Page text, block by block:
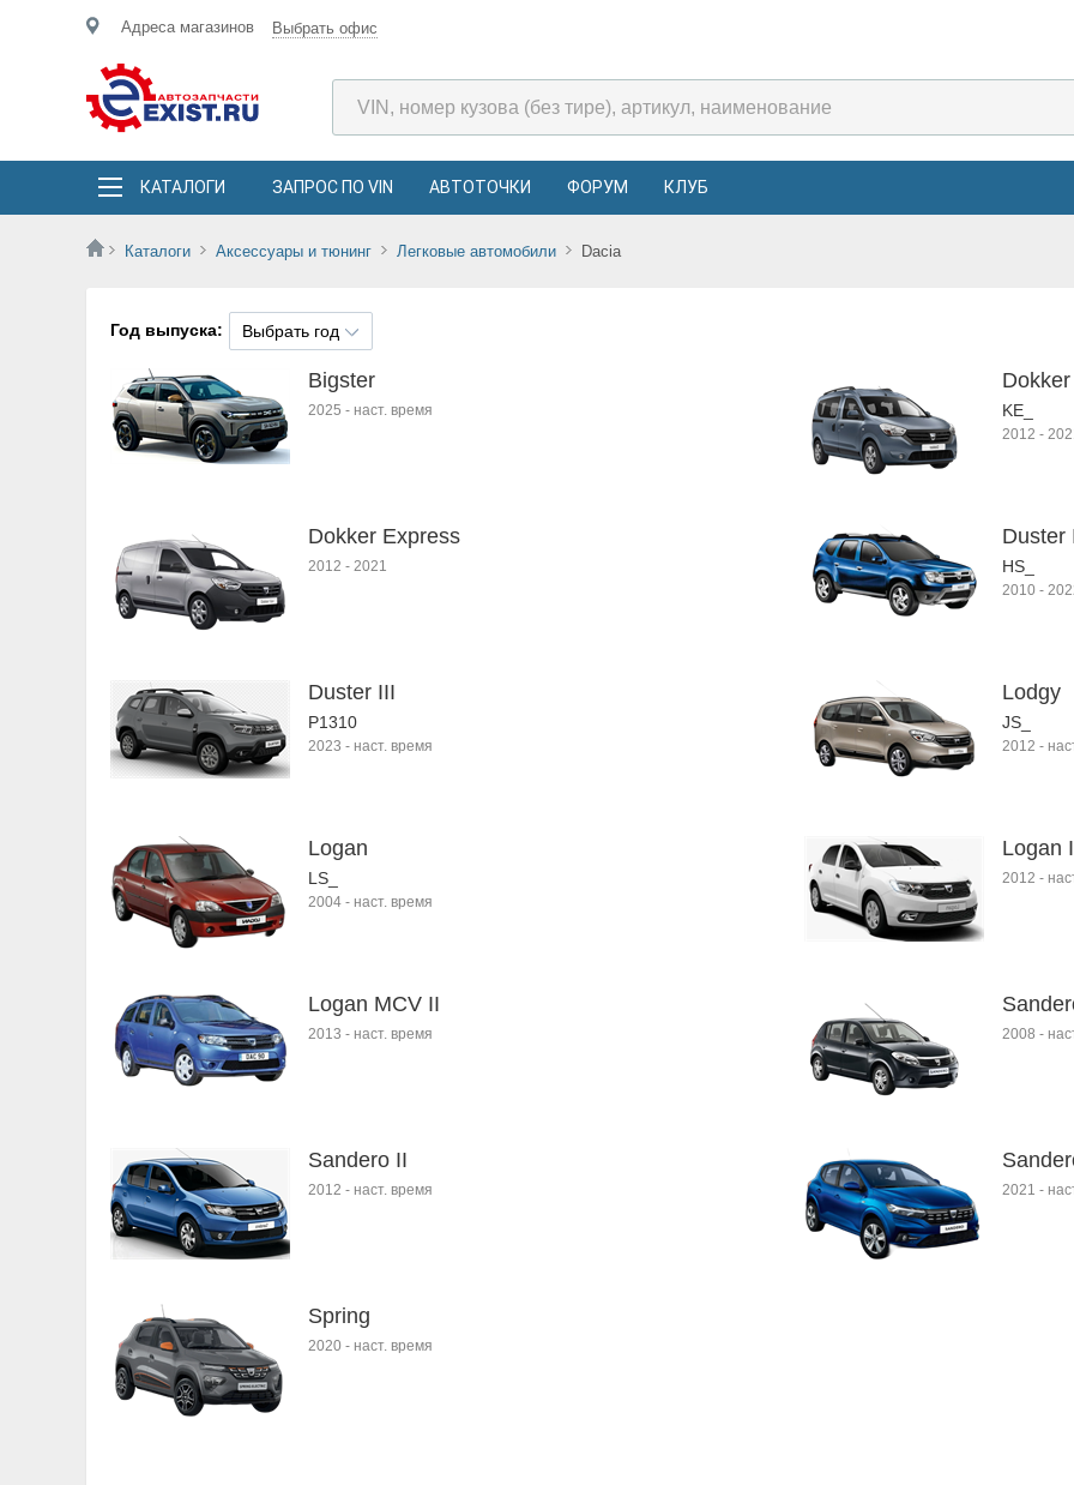
Адреса магазинов Выбрать офис
КАТАЛОГИ ЗАПРОС ПО VIN АВТОТОЧКИ ФОРУМ КЛУБ
Каталоги Аксессуары и тюнинг Легковые автомобили Dacia
Год выпуска: Выбрать год
Bigster
2025 - наст. время
Dokker
KE_
2012 -
Dokker Express
2012 - 2021
Duster
HS_
2010-
Duster III
P1310
2023 - наст. время
Lodgy
JS_
2012 -
Logan
LS_
2004 - наст. время
Logan
2012 -
Logan MCV II
2013 - наст. время 2008 -
Sandero II
2012 - наст. время 2021 -
Spring
2020 - наст. время